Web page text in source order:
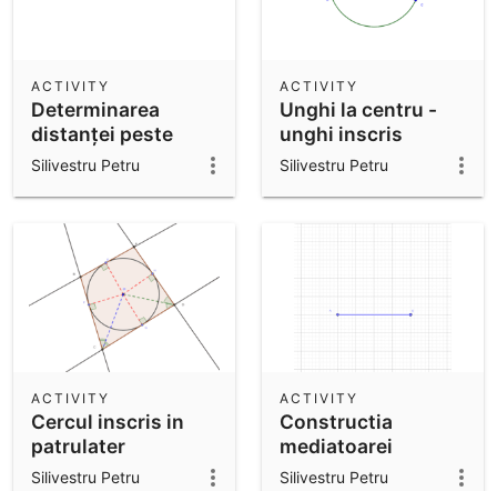
Determinarea
distanței peste
obstacole
ACTIVITY
Silivestru Petru
Unghi la centru -
unghi inscris
ACTIVITY
Silivestru Petru
Cercul inscris in
patrulater
ACTIVITY
Silivestru Petru
Constructia
mediatoarei
ACTIVITY
Silivestru Petru